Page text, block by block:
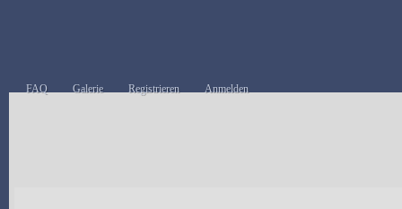
FAQ Galerie Registrieren Anmelden